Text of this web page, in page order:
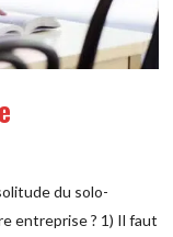
du solo-
entreprise ? 1) Il faut